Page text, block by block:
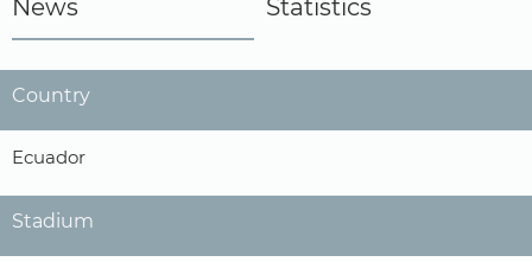
News Statistics
Country
Ecuador
Stadium